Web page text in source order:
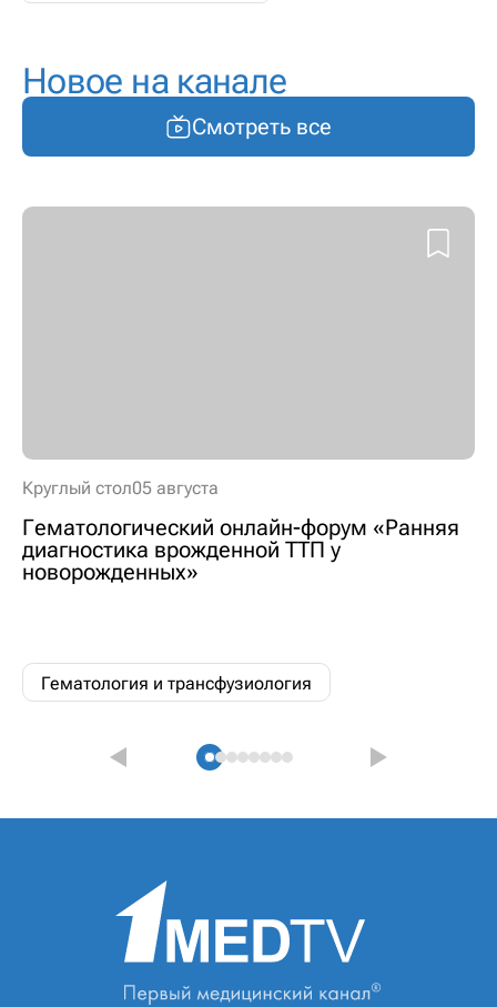
Новое на канале
Смотреть все
Круглый стол05 августа
Гематологический онлайн-форум «Ранняя
диагностика врожденной ТТП у
новорожденных»
Гематология и трансфузиология